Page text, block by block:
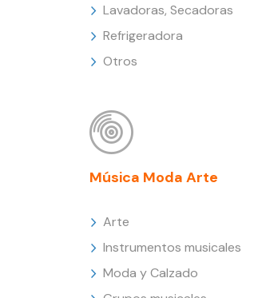
Lavadoras, Secadoras
Refrigeradora
Otros
Música Moda Arte
Arte
Instrumentos musicales
Moda y Calzado